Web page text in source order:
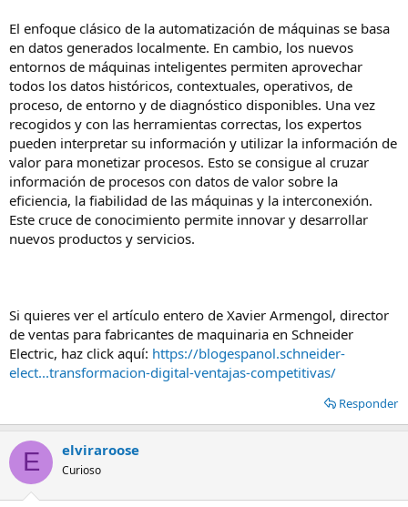
El enfoque clásico de la automatización de máquinas se basa
en datos generados localmente. En cambio, los nuevos
entornos de máquinas inteligentes permiten aprovechar
todos los datos históricos, contextuales, operativos, de
proceso, de entorno y de diagnóstico disponibles. Una vez
recogidos y con las herramientas correctas, los expertos
pueden interpretar su información y utilizar la información de
valor para monetizar procesos. Esto se consigue al cruzar
información de procesos con datos de valor sobre la
eficiencia, la fiabilidad de las máquinas y la interconexión.
Este cruce de conocimiento permite innovar y desarrollar
nuevos productos y servicios.
Si quieres ver el artículo entero de Xavier Armengol, director
de ventas para fabricantes de maquinaria en Schneider
Electric, haz click aquí: https://blogespanol.schneider-
elect...transformacion-digital-ventajas-competitivas/
Responder
E elviraroose
Curioso